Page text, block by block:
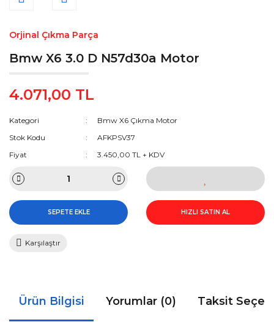
Orjinal Çıkma Parça
Bmw X6 3.0 D N57d30a Motor
4.071,00 TL
Kategori
Bmw X6 Çıkma Motor
Stok Kodu
AFKPSV37
Fiyat
3.450,00 TL + KDV
SEPETE EKLE HIZLI SATIN AL
Karşılaştır
Ürün Bilgisi Yorumlar (0) Taksit